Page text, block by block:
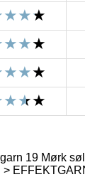
19 Mørk